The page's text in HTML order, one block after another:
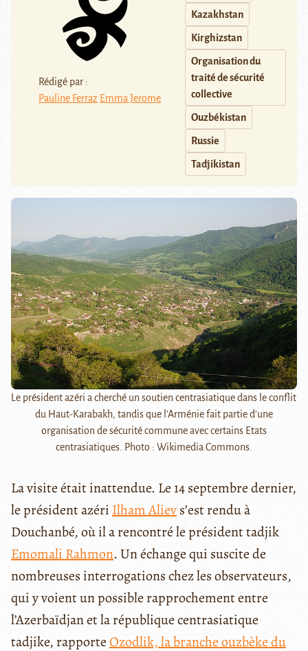
Rédigé par :
Pauline Ferraz Emma Jerome
Kazakhstan
Kirghizstan
Organisation du
traité de sécurité
collective
Ouzbékistan
Russie
Tadjikistan
Le président azéri a cherché un soutien centrasiatique dans le conflit
du Haut-Karabakh, tandis que l'Arménie fait partie d'une
organisation de sécurité commune avec certains Etats
centrasiatiques. Photo : Wikimedia Commons.
La visite était inattendue. Le 14 septembre dernier,
le président azéri Ilham Alievs’est rendu à
Douchanbé, où il a rencontré le président tadjik
Emomali Rahmon. Un échange qui suscite de
nombreuses interrogations chez les observateurs,
qui y voient un possible rapprochement entre
l’Azerbaïdjan et la république centrasiatique
tadjike, rapporteOzodlik, la branche ouzbèke du